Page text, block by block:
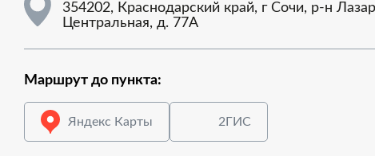
354202, Краснодарский край, г Сочи, р-н
Центральная, д. 77А
Маршрут до пункта:
Яндекс Карты 2ГИС